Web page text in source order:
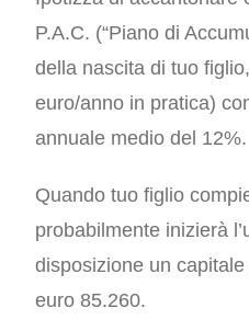
P.A.C. (“Piano di
della nascita di tuo
euro/anno in pratica)
annuale medio del 12%.
Quando tuo figlio
probabilmente inizierà
disposizione un
euro 85.260.